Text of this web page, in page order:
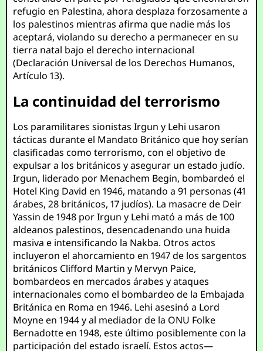
refugio en Palestina, ahora desplaza forzosamente a
los palestinos mientras afirma que nadie más los
aceptará, violando su derecho a permanecer en su
tierra natal bajo el derecho internacional
(Declaración Universal de los Derechos Humanos,
Artículo 13).
La continuidad del terrorismo
Los paramilitares sionistas Irgun y Lehi usaron
tácticas durante el Mandato Británico que hoy serían
clasificadas como terrorismo, con el objetivo de
expulsar a los británicos y asegurar un estado judío.
Irgun, liderado por Menachem Begin, bombardeó el
Hotel King David en 1946, matando a 91 personas (41
árabes, 28 británicos, 17 judíos). La masacre de Deir
Yassin de 1948 por Irgun y Lehi mató a más de 100
aldeanos palestinos, desencadenando una huida
masiva e intensificando la Nakba. Otros actos
incluyeron el ahorcamiento en 1947 de los sargentos
británicos Clifford Martin y Mervyn Paice,
bombardeos en mercados árabes y ataques
internacionales como el bombardeo de la Embajada
Británica en Roma en 1946. Lehi asesinó a Lord
Moyne en 1944 y al mediador de la ONU Folke
Bernadotte en 1948, este último posiblemente con la
participación del estado israelí. Estos actos—